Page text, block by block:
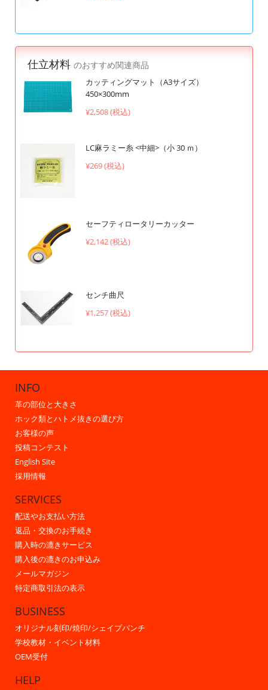
仕立材料 のおすすめ関連商品
カッティングマット（A3サイズ）
450×300mm
¥2,508 (税込)
LC麻ラミー糸 <中細>（小 30 ｍ）
¥269 (税込)
セーフティロータリーカッター
¥2,142 (税込)
センチ曲尺
¥1,257 (税込)
INFO
革の部位と大きさ
ホック類とハトメ抜きの選び方
お客様の声
投稿コンテスト
English Site
採用情報
SERVICES
配送やお支払い方法
返品・交換のお手続き
購入時の漉きサービス
購入後の漉きのお申込み
メールマガジン
特定商取引法の表示
BUSINESS
オリジナル刻印/焼印/シェイプパンチ
学校教材・イベント材料
OEM受付
HELP